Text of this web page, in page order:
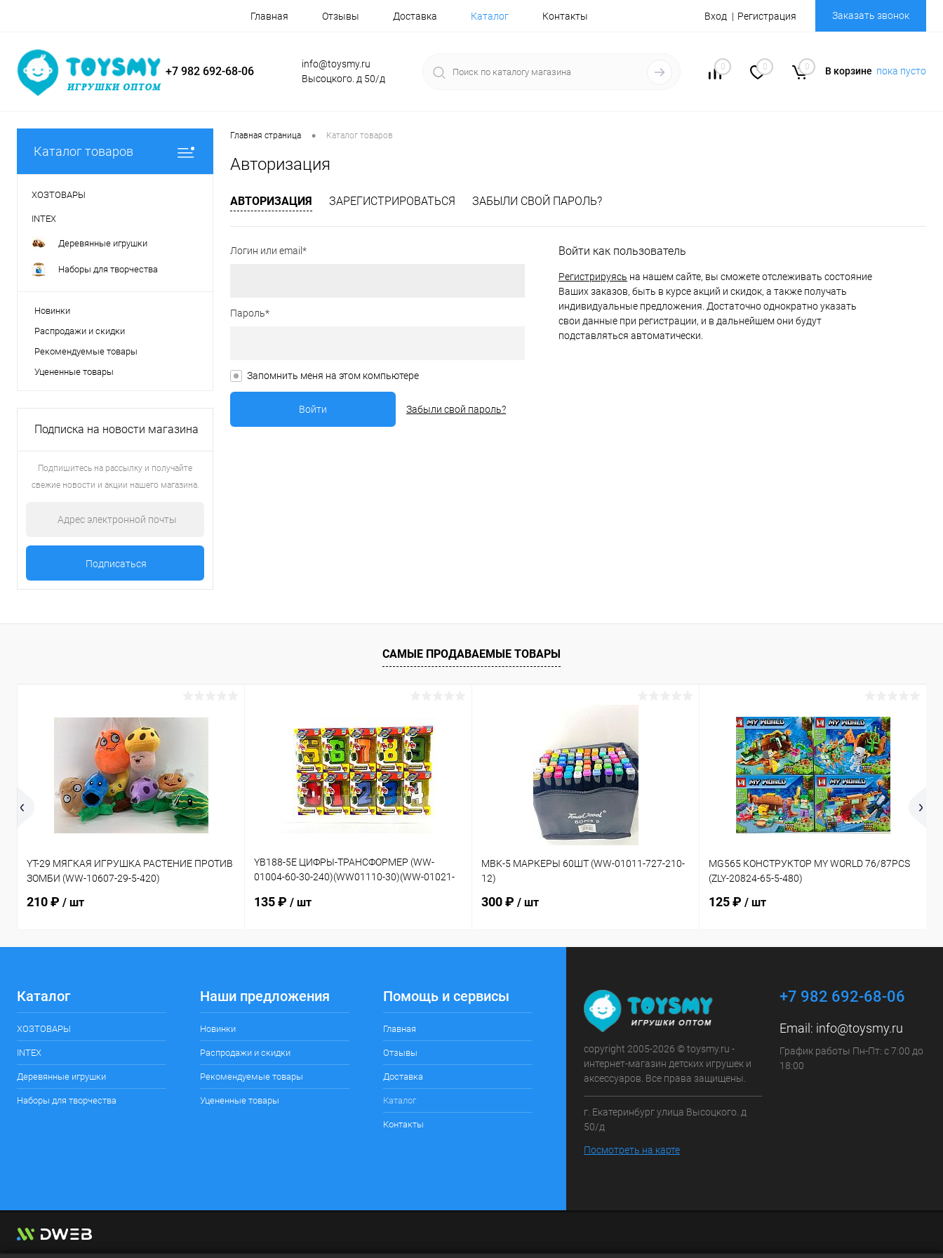
Главная Отзывы Доставка Каталог Контакты Вход Регистрация Заказать звонок
+7 982 692-68-06
info@toysmy.ru
Высоцкого. д 50/д
0 0 0 В корзине пока пусто
Каталог товаров
ХОЗТОВАРЫ
INTEX
Деревянные игрушки
Наборы для творчества
Новинки
Распродажи и скидки
Рекомендуемые товары
Уцененные товары
Подписка на новости магазина
Подпишитесь на рассылку и получайте
свежие новости и акции нашего магазина.
Главная страница • Каталог товаров
Авторизация
АВТОРИЗАЦИЯ ЗАРЕГИСТРИРОВАТЬСЯ ЗАБЫЛИ СВОЙ ПАРОЛЬ?
Логин или email*
Пароль*
Запомнить меня на этом компьютере
Забыли свой пароль?
Войти как пользователь
Регистрируясь на нашем сайте, вы сможете отслеживать состояние
Ваших заказов, быть в курсе акций и скидок, а также получать
индивидуальные предложения. Достаточно однократно указать
свои данные при регистрации, и в дальнейшем они будут
подставляться автоматически.
САМЫЕ ПРОДАВАЕМЫЕ ТОВАРЫ
YT-29 МЯГКАЯ ИГРУШКА РАСТЕНИЕ ПРОТИВ
ЗОМБИ (WW-10607-29-5-420)
210 ₽ / шт
YB188-5E ЦИФРЫ-ТРАНСФОРМЕР (WW-
01004-60-30-240)(WW01110-30)(WW-01021-
135 ₽ / шт
MBK-5 МАРКЕРЫ 60ШТ (WW-01011-727-210-
12)
300 ₽ / шт
MG565 КОНСТРУКТОР MY WORLD 76/87PCS
(ZLY-20824-65-5-480)
125 ₽ / шт
Каталог
ХОЗТОВАРЫ
INTEX
Деревянные игрушки
Наборы для творчества
Наши предложения
Новинки
Распродажи и скидки
Рекомендуемые товары
Уцененные товары
Помощь и сервисы
Главная
Отзывы
Доставка
Каталог
Контакты
copyright 2005-2026 © toysmy.ru -
интернет-магазин детских игрушек и
аксессуаров. Все права защищены.
г. Екатеринбург улица Высоцкого. д
50/д
Посмотреть на карте
+7 982 692-68-06
Email: info@toysmy.ru
График работы Пн-Пт: с 7:00 до
18:00